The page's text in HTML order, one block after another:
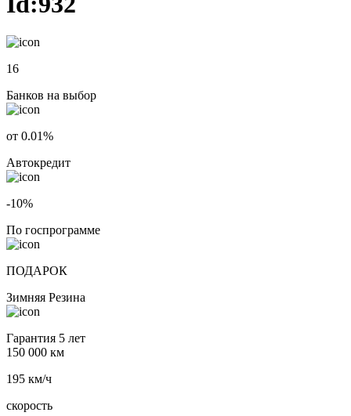
16
Банков на выбор
от 0.01%
Автокредит
-10%
По госпрограмме
ПОДАРОК
Зимняя Резина
Гарантия 5 лет
150 000 км
195 км/ч
скорость